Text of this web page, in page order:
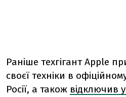
Раніше техгігант Apple
своєї техніки в
Росії, а також відключив